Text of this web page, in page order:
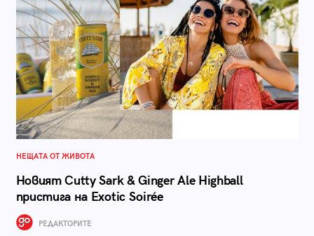
НЕЩАТА ОТ ЖИВОТА
Новият Cutty Sark & Ginger Ale Highball
пристига на Exotic Soirée
РЕДАКТОРИТЕ